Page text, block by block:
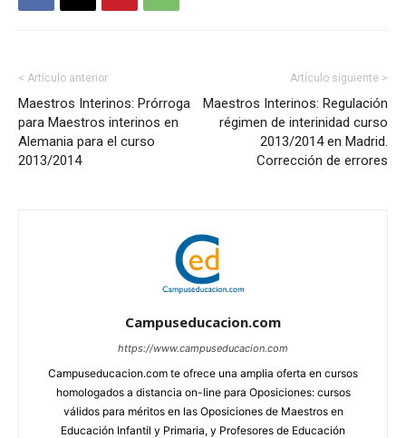
< Artículo anterior
Maestros Interinos: Prórroga
para Maestros interinos en
Alemania para el curso
2013/2014
Artículo siguiente >
Maestros Interinos: Regulación
régimen de interinidad curso
2013/2014 en Madrid.
Corrección de errores
Campuseducacion.com
https://www.campuseducacion.com
Campuseducacion.com te ofrece una amplia oferta en cursos
homologados a distancia on-line para Oposiciones: cursos
válidos para méritos en las Oposiciones de Maestros en
Educación Infantil y Primaria, y Profesores de Educación